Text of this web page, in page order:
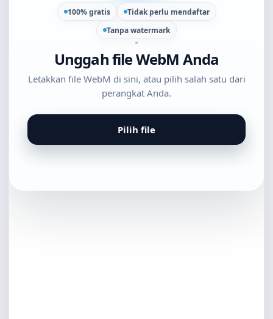
100% gratis
Tidak perlu mendaftar
Tanpa watermark
Unggah file WebM Anda
Letakkan file WebM di sini, atau pilih salah satu dari
perangkat Anda.
Pilih file